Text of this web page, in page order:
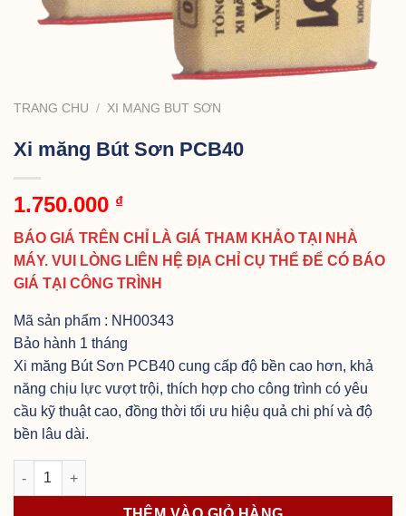
TRANG CHỦ / XI MĂNG BÚT SƠN
Xi măng Bút Sơn PCB40
1.750.000 ₫
BÁO GIÁ TRÊN CHỈ LÀ GIÁ THAM KHẢO TẠI NHÀ
MÁY. VUI LÒNG LIÊN HỆ ĐỊA CHỈ CỤ THỂ ĐỂ CÓ BÁO
GIÁ TẠI CÔNG TRÌNH
Mã sản phẩm : NH00343
Bảo hành 1 tháng
Xi măng Bút Sơn PCB40 cung cấp độ bền cao hơn, khả
năng chịu lực vượt trội, thích hợp cho công trình có yêu
cầu kỹ thuật cao, đồng thời tối ưu hiệu quả chi phí và độ
bền lâu dài.
Xi măng Bút Sơn PCB40 số lượng